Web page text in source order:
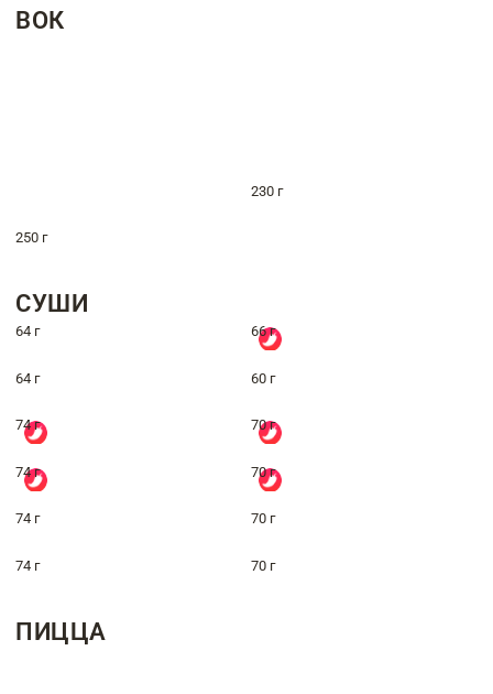
ВОК
230 г
250 г
СУШИ
64 г 66 г
64 г 60 г
74 г 70 г
74 г 70 г
74 г 70 г
74 г 70 г
ПИЦЦА